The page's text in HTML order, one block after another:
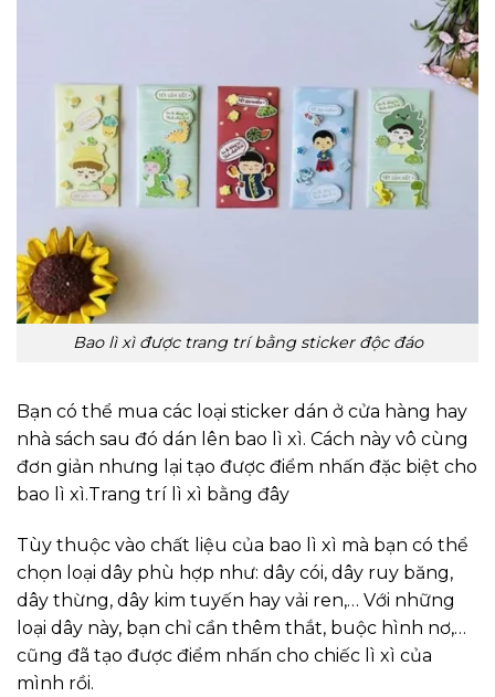
Bao lì xì được trang trí bằng sticker độc đáo
Bạn có thể mua các loại sticker dán ở cửa hàng hay
nhà sách sau đó dán lên bao lì xì. Cách này vô cùng
đơn giản nhưng lại tạo được điểm nhấn đặc biệt cho
bao lì xì.Trang trí lì xì bằng đây
Tùy thuộc vào chất liệu của bao lì xì mà bạn có thể
chọn loại dây phù hợp như: dây cói, dây ruy băng,
dây thừng, dây kim tuyến hay vải ren,… Với những
loại dây này, bạn chỉ cần thêm thắt, buộc hình nơ,…
cũng đã tạo được điểm nhấn cho chiếc lì xì của
mình rồi.